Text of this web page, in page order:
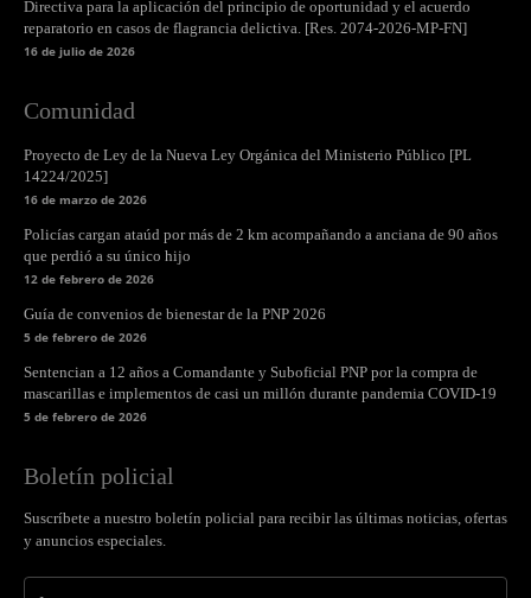
Directiva para la aplicación del principio de oportunidad y el acuerdo
reparatorio en casos de flagrancia delictiva. [Res. 2074-2026-MP-FN]
16 de julio de 2026
Comunidad
Proyecto de Ley de la Nueva Ley Orgánica del Ministerio Público [PL
14224/2025]
16 de marzo de 2026
Policías cargan ataúd por más de 2 km acompañando a anciana de 90 años
que perdió a su único hijo
12 de febrero de 2026
Guía de convenios de bienestar de la PNP 2026
5 de febrero de 2026
Sentencian a 12 años a Comandante y Suboficial PNP por la compra de
mascarillas e implementos de casi un millón durante pandemia COVID-19
5 de febrero de 2026
Boletín policial
Suscríbete a nuestro boletín policial para recibir las últimas noticias, ofertas
y anuncios especiales.